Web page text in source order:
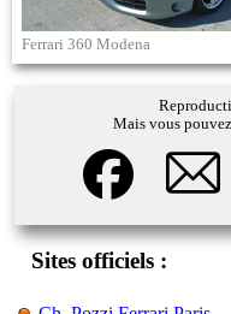
Ferrari 360 Modena
Mais vous
Sites officiels :